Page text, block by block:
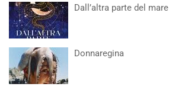
Dall’altra parte del mare
Donnaregina